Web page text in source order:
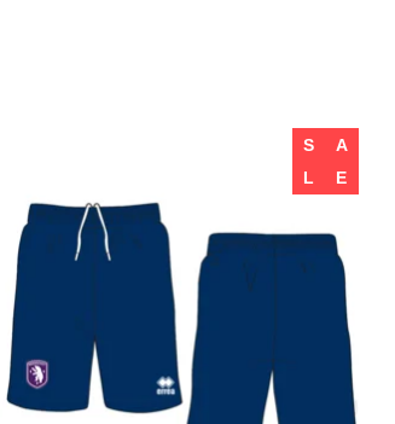
S
A
L
E